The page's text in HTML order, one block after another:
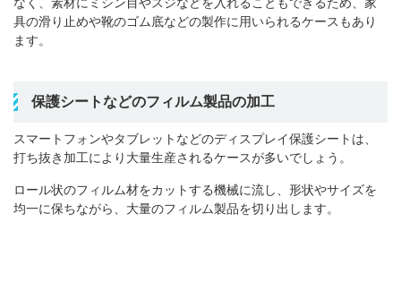
具の滑り止めや靴のゴム底などの製作に用いられるケースもあり
ます。
保護シートなどのフィルム製品の加工
スマートフォンやタブレットなどのディスプレイ保護シートは、
打ち抜き加工により大量生産されるケースが多いでしょう。
ロール状のフィルム材をカットする機械に流し、形状やサイズを
均一に保ちながら、大量のフィルム製品を切り出します。